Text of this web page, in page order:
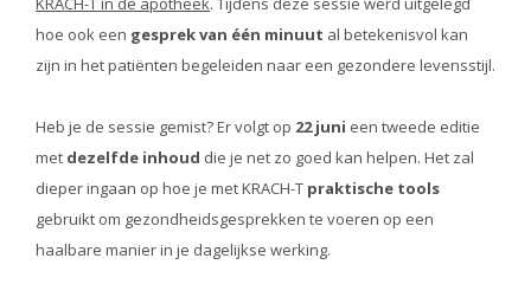
hoe ook een gesprek van één minuut al betekenisvol kan
zijn in het patiënten begeleiden naar een gezondere levensstijl.
Heb je de sessie gemist? Er volgt op 22 juni een tweede editie
met dezelfde inhoud die je net zo goed kan helpen. Het zal
dieper ingaan op hoe je met KRACH-T praktische tools
gebruikt om gezondheidsgesprekken te voeren op een
haalbare manier in je dagelijkse werking.